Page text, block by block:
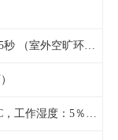
冷启动≤60秒、热启动≤15秒 （室外空旷环境）